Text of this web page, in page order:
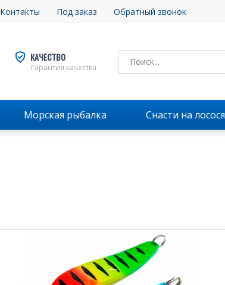
Контакты Под заказ Обратный звонок
КАЧЕСТВО
Гарантия качества
Морская рыбалка Снасти на лосося